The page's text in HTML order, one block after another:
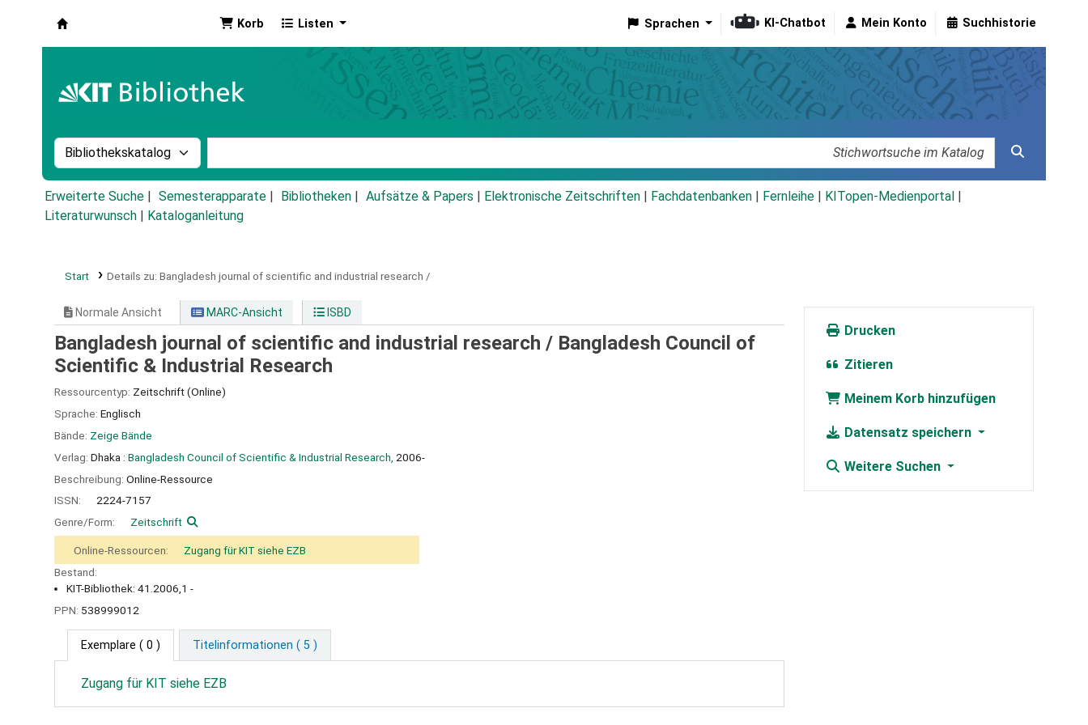
Korb Listen Sprachen KI-Chatbot Mein Konto Suchhistorie
Suche im Katalog nach:
Erweiterte Suche Semesterapparate Bibliotheken Aufsätze & Papers Elektronische Zeitschriften Fachdatenbanken Fernleihe KITopen-Medienportal
Literaturwunsch
Kataloganleitung
Start Details zu: Bangladesh journal of scientific and industrial research /
Normale Ansicht MARC-Ansicht ISBD
Bangladesh journal of scientific and industrial research / Bangladesh Council of
Scientific & Industrial Research
Ressourcentyp: Zeitschrift (Online)
Sprache: Englisch
Bände: Zeige Bände
Verlag: Dhaka : Bangladesh Council of Scientific & Industrial Research, 2006-
Beschreibung: Online-Ressource
ISSN:
2224-7157
Genre/Form:
Zeitschrift
Online-Ressourcen:
Zugang für KIT siehe EZB
Bestand:
KIT-Bibliothek: 41.2006,1 -
PPN: 538999012
Exemplare ( 0 ) Titelinformationen ( 5 )
Zugang für KIT siehe EZB
Drucken
Zitieren
Meinem Korb hinzufügen
Datensatz speichern
Weitere Suchen